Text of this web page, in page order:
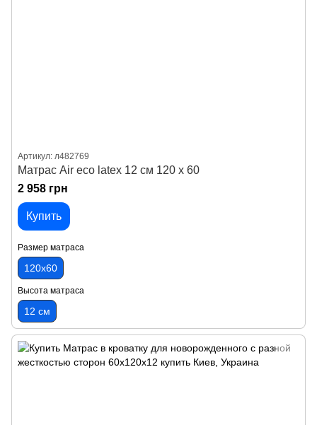
Артикул: л482769
Матрас Air eco latex 12 см 120 х 60
2 958 грн
Купить
Размер матраса
120х60
Высота матраса
12 см